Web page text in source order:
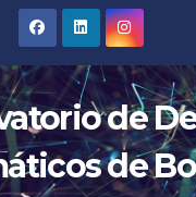
de
de